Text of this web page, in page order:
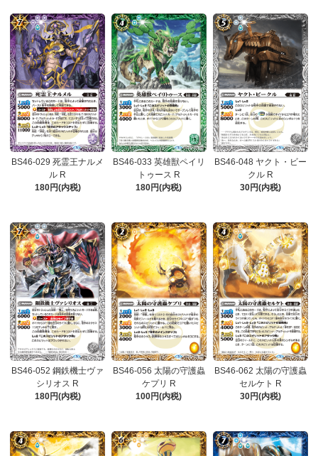
BS46-029 死霊王ナルメ
ル R
180円(内税)
BS46-033 英雄獣ペイリ
トゥース R
180円(内税)
BS46-048 ヤクト・ビー
クル R
30円(内税)
BS46-052 鋼鉄機士ヴァ
シリオス R
180円(内税)
BS46-056 太陽の守護蟲
ケプリ R
100円(内税)
BS46-062 太陽の守護蟲
セルケト R
30円(内税)